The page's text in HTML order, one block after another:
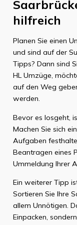
hilfreich
Planen Sie einen
und sind auf der
Tipps? Dann sind
HL Umzüge,
auf den Weg
werden.
Bevor es losgeht,
Machen Sie sich
Aufgaben
Beantragen eines
Ummeldung Ihrer
Ein weiterer Tipp
Sortieren Sie Ihre
allem Unnötigen.
Einpacken,